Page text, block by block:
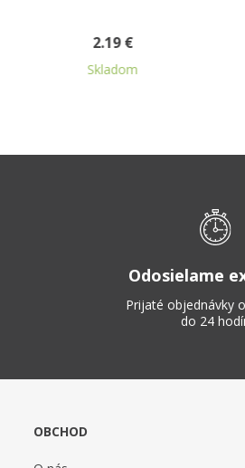
29.32 €
Skladom
Odosielame
Prijaté objednávky
do 24
OBCHOD